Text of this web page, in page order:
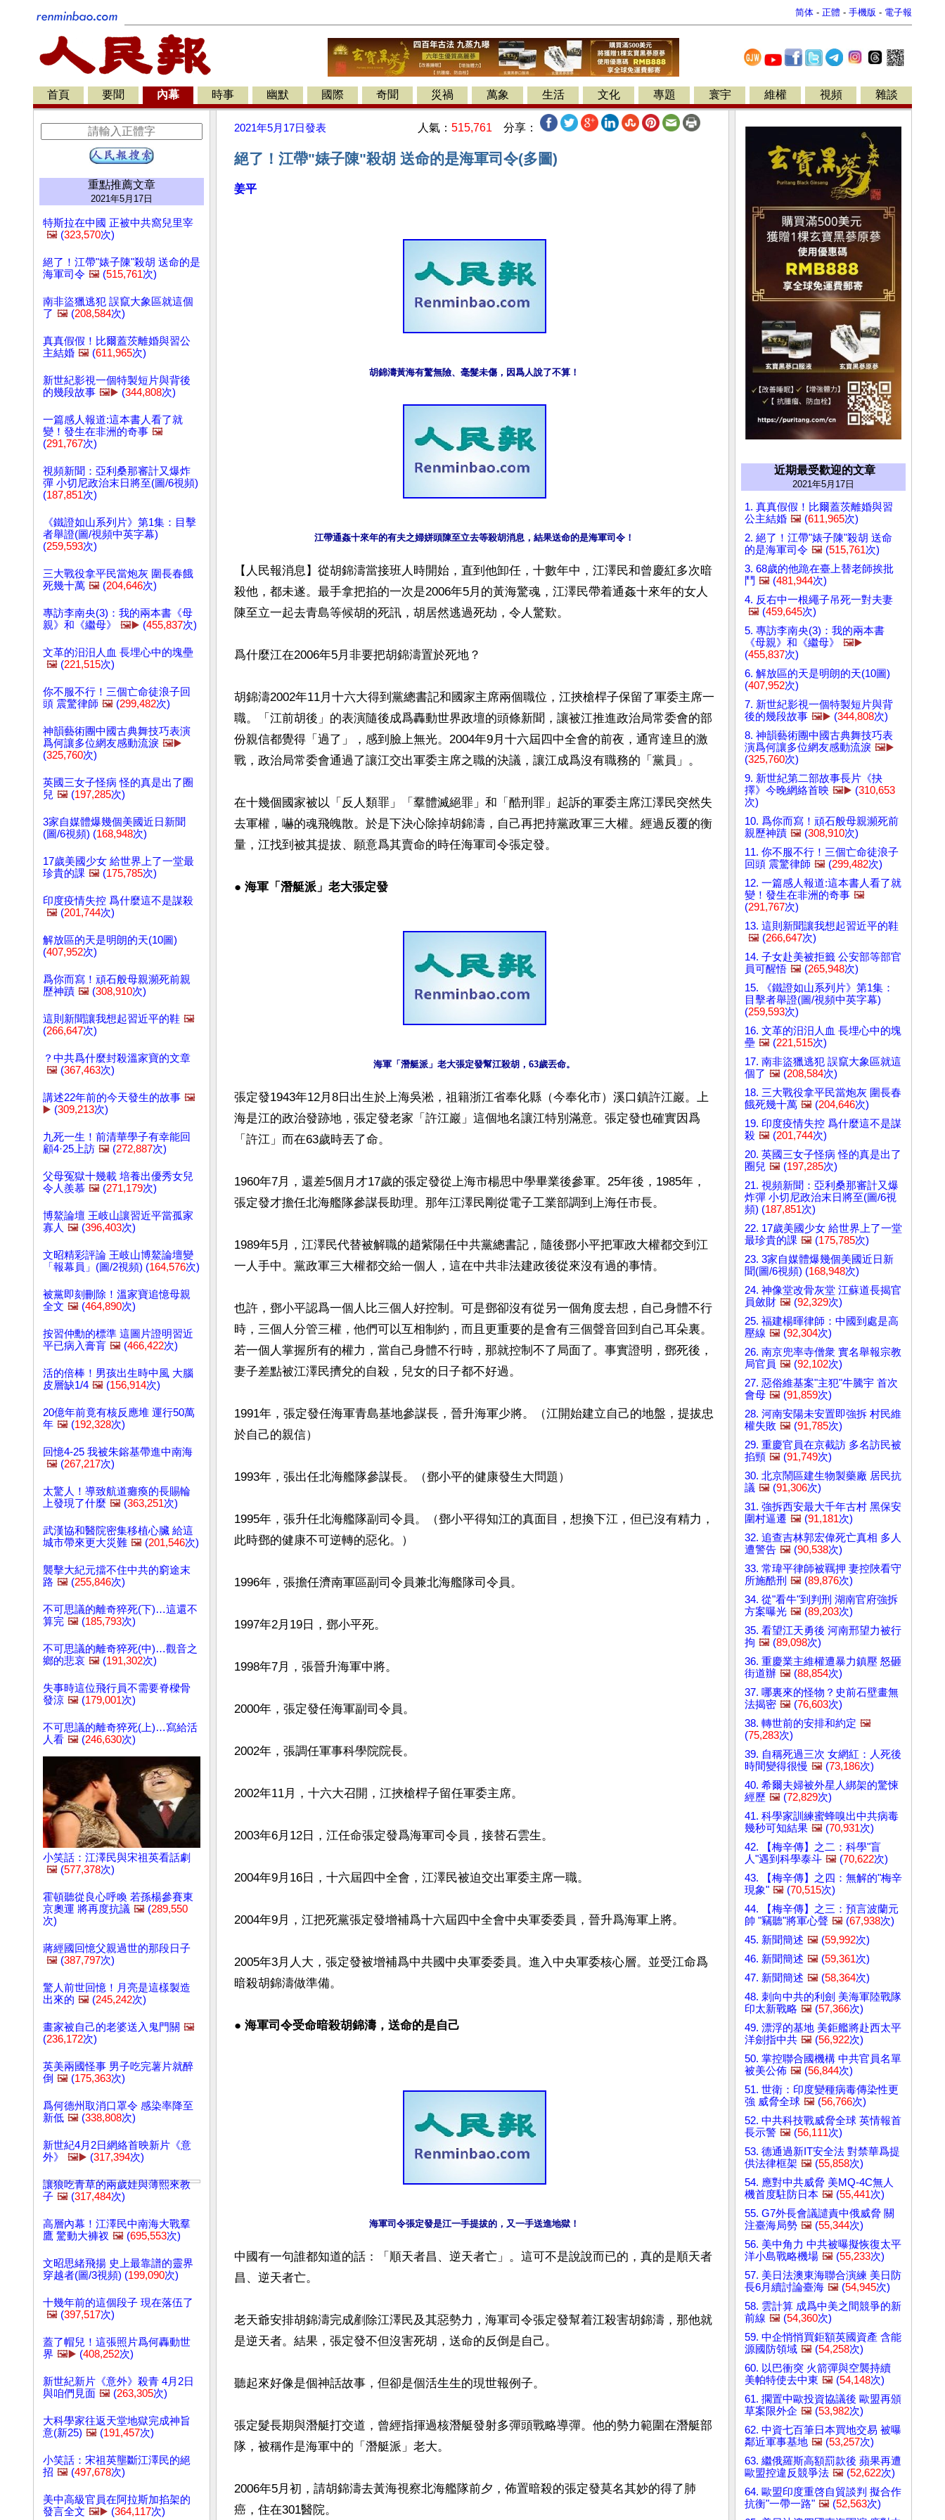
简体 - 正體 - 手機版 - 電子報
首頁 要聞 內幕 時事 幽默 國際 奇聞 災禍 萬象 生活 文化 專題 寰宇 維權 視頻 雜談
重點推薦文章
2021年5月17日
特斯拉在中國 正被中共窩兒里宰
🖼️ (323,570次)
絕了！江帶"婊子陳"殺胡 送命的是
海軍司令 🖼️ (515,761次)
南非盜獵逃犯 誤竄大象區就這個
了 🖼️ (208,584次)
真真假假！比爾蓋茨離婚與習公
主結婚 🖼️ (611,965次)
新世紀影視一個特製短片與背後
的幾段故事 🖼️▶️ (344,808次)
一篇感人報道:這本書人看了就
變！發生在非洲的奇事 🖼️
(291,767次)
視頻新聞：亞利桑那審計又爆炸
彈 小切尼政治末日將至(圖/6視頻)
(187,851次)
《鐵證如山系列片》第1集：目擊
者舉證(圖/視頻中英字幕)
(259,593次)
三大戰役拿平民當炮灰 圍長春餓
死幾十萬 🖼️ (204,646次)
專訪李南央(3)：我的兩本書《母
親》和《繼母》
🖼️▶️ (455,837次)
文革的汨汨人血 長埋心中的塊壘
🖼️ (221,515次)
你不服不行！三個亡命徒浪子回
頭 震驚律師 🖼️ (299,482次)
神韻藝術團中國古典舞技巧表演
爲何讓多位網友感動流淚 🖼️▶️
(325,760次)
英國三女子怪病 怪的真是出了圈
兒 🖼️ (197,285次)
3家自媒體爆幾個美國近日新聞
(圖/6視頻) (168,948次)
17歲美國少女 給世界上了一堂最
珍貴的課 🖼️ (175,785次)
印度疫情失控 爲什麼這不是謀殺
🖼️ (201,744次)
解放區的天是明朗的天(10圖)
(407,952次)
爲你而寫！頑石般母親瀕死前親
歷神蹟 🖼️ (308,910次)
這則新聞讓我想起習近平的鞋 🖼️
(266,647次)
？中共爲什麼封殺溫家寶的文章
🖼️ (367,463次)
講述22年前的今天發生的故事 🖼️
▶️ (309,213次)
九死一生！前清華學子有幸能回
顧4·25上訪 🖼️ (272,887次)
父母冤獄十幾載 培養出優秀女兒
令人羨慕 🖼️ (271,179次)
博鰲論壇 王岐山讓習近平當孤家
寡人 🖼️ (396,403次)
文昭精彩評論 王岐山博鰲論壇變
「報幕員」(圖/2視頻) (164,576次)
被黨即刻刪除！溫家寶追憶母親
全文 🖼️ (464,890次)
按習仲勳的標準 這圖片證明習近
平已病入膏肓 🖼️ (466,422次)
活的倍棒！男孩出生時中風 大腦
皮層缺1/4 🖼️ (156,914次)
20億年前竟有核反應堆 運行50萬
年 🖼️ (192,328次)
回憶4-25 我被朱鎔基帶進中南海
🖼️ (267,217次)
太驚人！導致航道癱瘓的長賜輪
上發現了什麼 🖼️ (363,251次)
武漢協和醫院密集移植心臟 給這
城市帶來更大災難 🖼️ (201,546次)
襲擊大紀元擋不住中共的窮途末
路 🖼️ (255,846次)
不可思議的離奇猝死(下)…這還不
算完 🖼️ (185,793次)
不可思議的離奇猝死(中)…觀音之
鄉的悲哀 🖼️ (191,302次)
失事時這位飛行員不需要脊樑骨
發涼 🖼️ (179,001次)
不可思議的離奇猝死(上)…寫給活
人看 🖼️ (246,630次)
小笑話：江澤民與宋祖英看話劇
🖼️ (577,378次)
霍頓聽從良心呼喚 若孫楊參賽東
京奧運 將再度抗議 🖼️ (289,550
次)
蔣經國回憶父親過世的那段日子
🖼️ (387,797次)
驚人前世回憶！月亮是這樣製造
出來的 🖼️ (245,242次)
畫家被自己的老婆送入鬼門關 🖼️
(236,172次)
英美兩國怪事 男子吃完薯片就醉
倒 🖼️ (175,363次)
爲何德州取消口罩令 感染率降至
新低 🖼️ (338,808次)
新世紀4月2日網絡首映新片《意
外》
🖼️▶️ (317,394次)
讓狼吃青草的兩歲娃與薄熙來教
子 🖼️ (317,484次)
高層內幕！江澤民中南海大戰羣
鷹 驚動大褲衩 🖼️ (695,553次)
文昭思緒飛揚 史上最靠譜的靈界
穿越者(圖/3視頻) (199,090次)
十幾年前的這個段子 現在落伍了
🖼️ (397,517次)
蓋了帽兒！這張照片爲何轟動世
界 🖼️▶️ (408,252次)
新世紀新片《意外》殺青 4月2日
與咱們見面 🖼️ (263,305次)
大科學家往返天堂地獄完成神旨
意(新25) 🖼️ (191,457次)
小笑話：宋祖英壟斷江澤民的絕
招 🖼️ (497,678次)
美中高級官員在阿拉斯加掐架的
發言全文 🖼️▶️ (364,117次)
2021年5月17日發表 人氣： 515,761 分享：
絕了！江帶"婊子陳"殺胡 送命的是海軍司令(多圖)
姜平
胡錦濤黃海有驚無險、毫髮未傷，因爲人說了不算！
江帶通姦十來年的有夫之婦姘頭陳至立去等殺胡消息，結果送命的是海軍司令！
【人民報消息】從胡錦濤當接班人時開始，直到他卸任，十數年中，江澤民和曾慶紅多次暗
殺他，都未遂。最手拿把掐的一次是2006年5月的黃海驚魂，江澤民帶着通姦十來年的女人
陳至立一起去青島等候胡的死訊，胡居然逃過死劫，令人驚歎。
爲什麼江在2006年5月非要把胡錦濤置於死地？
胡錦濤2002年11月十六大得到黨總書記和國家主席兩個職位，江挾槍桿子保留了軍委主席一
職。「江前胡後」的表演隨後成爲轟動世界政壇的頭條新聞，讓被江推進政治局常委會的部
份親信都覺得「過了」，感到臉上無光。2004年9月十六屆四中全會的前夜，通宵達旦的激
戰，政治局常委會通過了讓江交出軍委主席之職的決議，讓江成爲沒有職務的「黨員」。
在十幾個國家被以「反人類罪」「羣體滅絕罪」和「酷刑罪」起訴的軍委主席江澤民突然失
去軍權，嚇的魂飛魄散。於是下決心除掉胡錦濤，自己再把持黨政軍三大權。經過反覆的衡
量，江找到被其提拔、願意爲其賣命的時任海軍司令張定發。
● 海軍「潛艇派」老大張定發
海軍「潛艇派」老大張定發幫江殺胡，63歲丟命。
張定發1943年12月8日出生於上海吳淞，祖籍浙江省奉化縣（今奉化市）溪口鎮許江巖。上
海是江的政治發跡地，張定發老家「許江巖」這個地名讓江特別滿意。張定發也確實因爲
「許江」而在63歲時丟了命。
1960年7月，還差5個月才17歲的張定發從上海市楊思中學畢業後參軍。25年後，1985年，
張定發才擔任北海艦隊參謀長助理。那年江澤民剛從電子工業部調到上海任市長。
1989年5月，江澤民代替被解職的趙紫陽任中共黨總書記，隨後鄧小平把軍政大權都交到江
一人手中。黨政軍三大權都交給一個人，這在中共非法建政後從來沒有過的事情。
也許，鄧小平認爲一個人比三個人好控制。可是鄧卻沒有從另一個角度去想，自己身體不行
時，三個人分管三權，他們可以互相制約，而且更重要的是會有三個聲音回到自己耳朵裏。
若一個人掌握所有的權力，當自己身體不行時，那就控制不了局面了。事實證明，鄧死後，
妻子差點被江澤民擠兌的自殺，兒女的日子都不好過。
1991年，張定發任海軍青島基地參謀長，晉升海軍少將。（江開始建立自己的地盤，提拔忠
於自己的親信）
1993年，張出任北海艦隊參謀長。（鄧小平的健康發生大問題）
1995年，張升任北海艦隊副司令員。（鄧小平得知江的真面目，想換下江，但已沒有精力，
此時鄧的健康不可逆轉的惡化。）
1996年，張擔任濟南軍區副司令員兼北海艦隊司令員。
1997年2月19日，鄧小平死。
1998年7月，張晉升海軍中將。
2000年，張定發任海軍副司令員。
2002年，張調任軍事科學院院長。
2002年11月，十六大召開，江挾槍桿子留任軍委主席。
2003年6月12日，江任命張定發爲海軍司令員，接替石雲生。
2004年9月16日，十六屆四中全會，江澤民被迫交出軍委主席一職。
2004年9月，江把死黨張定發增補爲十六屆四中全會中央軍委委員，晉升爲海軍上將。
2005年3月人大，張定發被增補爲中共國中央軍委委員。進入中央軍委核心層。並受江命爲
暗殺胡錦濤做準備。
● 海軍司令受命暗殺胡錦濤，送命的是自己
海軍司令張定發是江一手提拔的，又一手送進地獄！
中國有一句誰都知道的話：「順天者昌、逆天者亡」。這可不是說說而已的，真的是順天者
昌、逆天者亡。
老天爺安排胡錦濤完成剷除江澤民及其惡勢力，海軍司令張定發幫着江殺害胡錦濤，那他就
是逆天者。結果，張定發不但沒害死胡，送命的反倒是自己。
聽起來好像是個神話故事，但卻是個活生生的現世報例子。
張定髮長期與潛艇打交道，曾經指揮過核潛艇發射多彈頭戰略導彈。他的勢力範圍在潛艇部
隊，被稱作是海軍中的「潛艇派」老大。
2006年5月初，請胡錦濤去黃海視察北海艦隊前夕，佈置暗殺的張定發莫名其妙的得了肺
癌，住在301醫院。
近期最受歡迎的文章
2021年5月17日
1. 真真假假！比爾蓋茨離婚與習
公主結婚 🖼️ (611,965次)
2. 絕了！江帶"婊子陳"殺胡 送命
的是海軍司令 🖼️ (515,761次)
3. 68歲的他跪在臺上替老師挨批
鬥 🖼️ (481,944次)
4. 反右中一根繩子吊死一對夫妻
🖼️ (459,645次)
5. 專訪李南央(3)：我的兩本書
《母親》和《繼母》
🖼️▶️
(455,837次)
6. 解放區的天是明朗的天(10圖)
(407,952次)
7. 新世紀影視一個特製短片與背
後的幾段故事 🖼️▶️ (344,808次)
8. 神韻藝術團中國古典舞技巧表
演爲何讓多位網友感動流淚 🖼️▶️
(325,760次)
9. 新世紀第二部故事長片《抉
擇》今晚網絡首映 🖼️▶️ (310,653
次)
10. 爲你而寫！頑石般母親瀕死前
親歷神蹟 🖼️ (308,910次)
11. 你不服不行！三個亡命徒浪子
回頭 震驚律師 🖼️ (299,482次)
12. 一篇感人報道:這本書人看了就
變！發生在非洲的奇事 🖼️
(291,767次)
13. 這則新聞讓我想起習近平的鞋
🖼️ (266,647次)
14. 子女赴美被拒籤 公安部等部官
員可醒悟 🖼️ (265,948次)
15. 《鐵證如山系列片》第1集：
目擊者舉證(圖/視頻中英字幕)
(259,593次)
16. 文革的汨汨人血 長埋心中的塊
壘 🖼️ (221,515次)
17. 南非盜獵逃犯 誤竄大象區就這
個了 🖼️ (208,584次)
18. 三大戰役拿平民當炮灰 圍長春
餓死幾十萬 🖼️ (204,646次)
19. 印度疫情失控 爲什麼這不是謀
殺 🖼️ (201,744次)
20. 英國三女子怪病 怪的真是出了
圈兒 🖼️ (197,285次)
21. 視頻新聞：亞利桑那審計又爆
炸彈 小切尼政治末日將至(圖/6視
頻) (187,851次)
22. 17歲美國少女 給世界上了一堂
最珍貴的課 🖼️ (175,785次)
23. 3家自媒體爆幾個美國近日新
聞(圖/6視頻) (168,948次)
24. 神像堂改骨灰堂 江蘇道長揭官
員斂財 🖼️ (92,329次)
25. 福建楊暉律師：中國到處是高
壓線 🖼️ (92,304次)
26. 南京兜率寺僧衆 實名舉報宗教
局官員 🖼️ (92,102次)
27. 惡俗維基案"主犯"牛騰宇 首次
會母 🖼️ (91,859次)
28. 河南安陽未安置即強拆 村民維
權失敗 🖼️ (91,785次)
29. 重慶官員在京截訪 多名訪民被
掐頸 🖼️ (91,749次)
30. 北京鬧區建生物製藥廠 居民抗
議 🖼️ (91,306次)
31. 強拆西安最大千年古村 黑保安
圍村逼遷 🖼️ (91,181次)
32. 追查吉林郭宏偉死亡真相 多人
遭警告 🖼️ (90,538次)
33. 常瑋平律師被羈押 妻控陜看守
所施酷刑 🖼️ (89,876次)
34. 從"看牛"到判刑 湖南官府強拆
方案曝光 🖼️ (89,203次)
35. 看望江天勇後 河南邢望力被行
拘 🖼️ (89,098次)
36. 重慶業主維權遭暴力鎮壓 怒砸
街道辦 🖼️ (88,854次)
37. 哪裏來的怪物？史前石壁畫無
法揭密 🖼️ (76,603次)
38. 轉世前的安排和約定 🖼️
(75,283次)
39. 自稱死過三次 女網紅：人死後
時間變得很慢 🖼️ (73,186次)
40. 希爾夫婦被外星人綁架的驚悚
經歷 🖼️ (72,829次)
41. 科學家訓練蜜蜂嗅出中共病毒
幾秒可知結果 🖼️ (70,931次)
42. 【梅辛傳】之二：科學"盲
人"遇到科學泰斗 🖼️ (70,622次)
43. 【梅辛傳】之四：無解的"梅辛
現象" 🖼️ (70,515次)
44. 【梅辛傳】之三：預言波蘭元
帥 "竊聽"將軍心聲 🖼️ (67,938次)
45. 新聞簡述 🖼️ (59,992次)
46. 新聞簡述 🖼️ (59,361次)
47. 新聞簡述 🖼️ (58,364次)
48. 刺向中共的利劍 美海軍陸戰隊
印太新戰略 🖼️ (57,366次)
49. 漂浮的基地 美鉅艦將赴西太平
洋劍指中共 🖼️ (56,922次)
50. 掌控聯合國機構 中共官員名單
被美公佈 🖼️ (56,844次)
51. 世衛：印度變種病毒傳染性更
強 威脅全球 🖼️ (56,766次)
52. 中共科技戰威脅全球 英情報首
長示警 🖼️ (56,111次)
53. 德通過新IT安全法 對禁華爲提
供法律框架 🖼️ (55,858次)
54. 應對中共威脅 美MQ-4C無人
機首度駐防日本 🖼️ (55,441次)
55. G7外長會議譴責中俄威脅 關
注臺海局勢 🖼️ (55,344次)
56. 美中角力 中共被曝擬恢復太平
洋小島戰略機場 🖼️ (55,233次)
57. 美日法澳東海聯合演練 美日防
長6月續討論臺海 🖼️ (54,945次)
58. 雲計算 成爲中美之間競爭的新
前線 🖼️ (54,360次)
59. 中企悄悄買鉅額英國資產 含能
源國防領域 🖼️ (54,258次)
60. 以巴衝突 火箭彈與空襲持續
美帕特使去中東 🖼️ (54,148次)
61. 擱置中歐投資協議後 歐盟再頒
草案限外企 🖼️ (53,982次)
62. 中資七百筆日本買地交易 被曝
鄰近軍事基地 🖼️ (53,257次)
63. 繼俄羅斯高額罰款後 蘋果再遭
歐盟控違反競爭法 🖼️ (52,622次)
64. 歐盟印度重啓自貿談判 擬合作
抗衡"一帶一路" 🖼️ (52,563次)